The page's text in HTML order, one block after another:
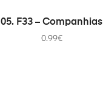
ADICIONAR
05. F33 – Companhias
0.99€